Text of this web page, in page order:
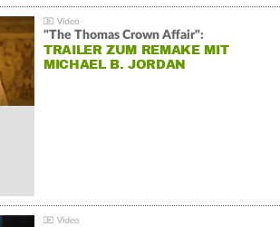
"The Thomas Crown Affair":
TRAILER ZUM REMAKE MIT
MICHAEL B. JORDAN